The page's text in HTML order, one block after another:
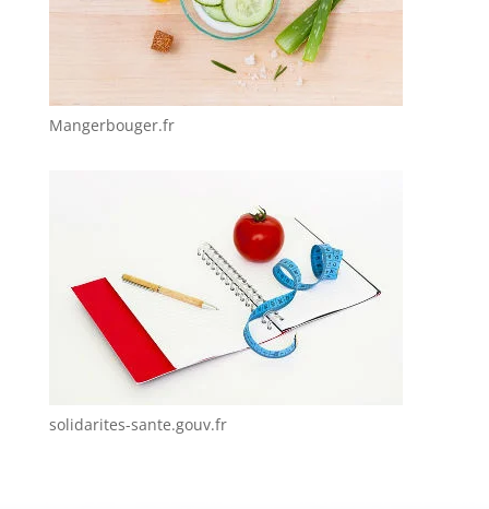
Mangerbouger.fr
solidarites-sante.gouv.fr